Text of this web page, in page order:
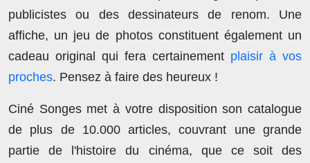
publicistes ou des dessinateurs de renom. Une
affiche, un jeu de photos constituent également un
cadeau original qui fera certainement plaisir à vos
proches. Pensez à faire des heureux !
Ciné Songes met à votre disposition son catalogue
de plus de 10.000 articles, couvrant une grande
partie de l'histoire du cinéma, que ce soit des